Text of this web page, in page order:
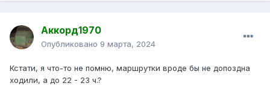
Аккорд1970
Опубликовано 9 марта, 2024
Кстати, я что-то не помню, маршрутки вроде бы не допоздна
ходили, а до 22 - 23 ч.?